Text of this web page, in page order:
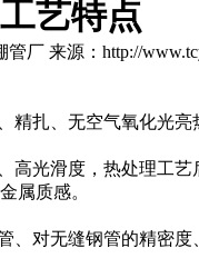
艺特点
厂 来源：http://
精扎、无空气氧化光
高光滑度，热处理工
属质感。
、对无缝钢管的精密度